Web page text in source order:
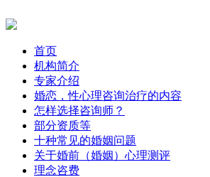
首页
机构简介
专家介绍
婚恋，性心理咨询治疗的内容
怎样选择咨询师？
部分资质等
十种常见的婚姻问题
关于婚前（婚姻）心理测评
理念咨费